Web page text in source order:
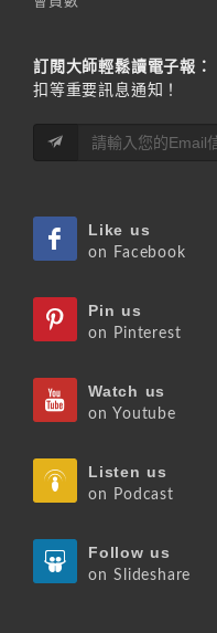
訂閱大師輕鬆讀電子報：
扣等重要訊息通知！
Like us
on Facebook
Pin us
on Pinterest
Watch us
on Youtube
Listen us
on Podcast
Follow us
on Slideshare